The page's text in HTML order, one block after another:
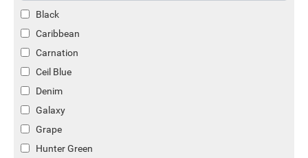
Black
Caribbean
Carnation
Ceil Blue
Denim
Galaxy
Grape
Hunter Green